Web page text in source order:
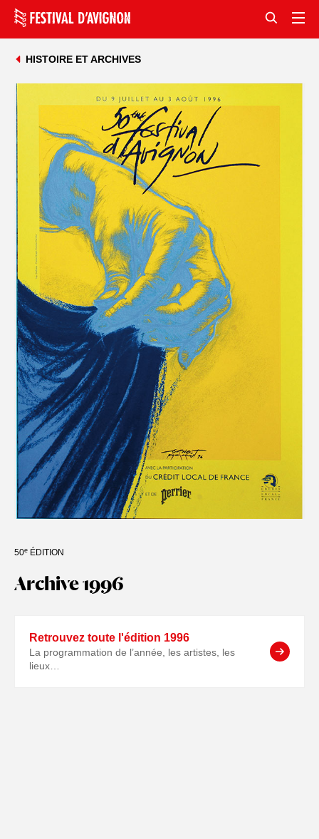
HISTOIRE ET ARCHIVES
Archive 1996
50e ÉDITION
Retrouvez toute l'édition 1996
La programmation de l’année, les artistes, les
lieux…